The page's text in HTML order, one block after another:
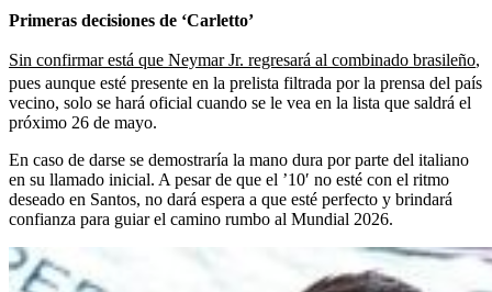
Primeras decisiones de ‘Carletto’
Sin confirmar está que Neymar Jr. regresará al combinado brasileño,
pues aunque esté presente en la prelista filtrada por la prensa del país
vecino, solo se hará oficial cuando se le vea en la lista que saldrá el
próximo 26 de mayo.
En caso de darse se demostraría la mano dura por parte del italiano
en su llamado inicial. A pesar de que el ’10′ no esté con el ritmo
deseado en Santos, no dará espera a que esté perfecto y brindará
confianza para guiar el camino rumbo al Mundial 2026.